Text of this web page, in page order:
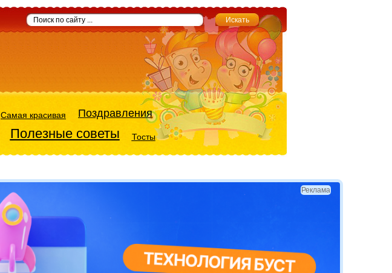
Самая красивая Поздравления
Полезные советы Тосты
Реклама